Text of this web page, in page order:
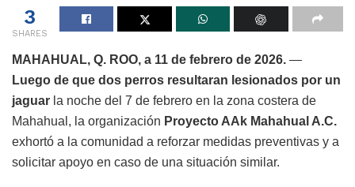
3
SHARES
MAHAHUAL, Q. ROO, a 11 de febrero de 2026. —
Luego de que dos perros resultaran lesionados por un
jaguar la noche del 7 de febrero en la zona costera de
Mahahual, la organización Proyecto AAk Mahahual A.C.
exhortó a la comunidad a reforzar medidas preventivas y a
solicitar apoyo en caso de una situación similar.